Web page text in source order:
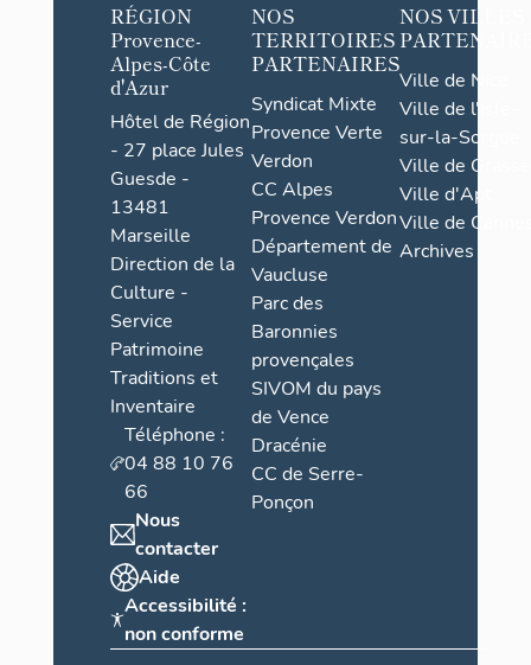
RÉGION
Provence-
Alpes-Côte
d'Azur
Hôtel de Région
- 27 place Jules
Guesde -
13481
Marseille
Direction de la
Culture -
Service
Patrimoine
Traditions et
Inventaire
Téléphone :
04 88 10 76
66
Nous
contacter
Aide
Accessibilité :
non conforme
NOS
TERRITOIRES
PARTENAIRES
Syndicat Mixte
Provence Verte
Verdon
CC Alpes
Provence Verdon
Département de
Vaucluse
Parc des
Baronnies
provençales
SIVOM du pays
de Vence
Dracénie
CC de Serre-
Ponçon
NOS VILLES
Ville de Nice
Ville de l'Isle-
sur-la-Sorgue
Ville de Grasse
Ville d'Apt
Ville de
Archives